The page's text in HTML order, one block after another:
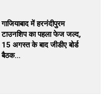
गाजियाबाद में हरनंदीपुरम
टाउनशिप का पहला फेज जल्द,
15 अगस्त के बाद जीडीए बोर्ड
बैठक…